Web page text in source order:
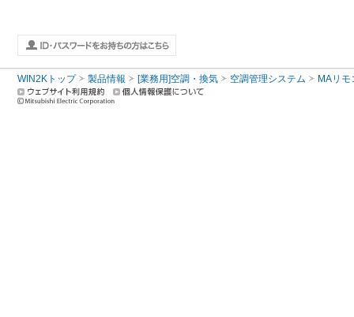
WIN2Kトップ 製品情報 [業務用]空調・換気 空調管理システム MAリモ